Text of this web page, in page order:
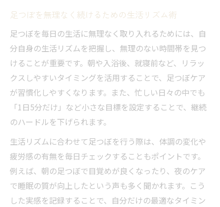
足つぼを無理なく続けるための生活リズム術
足つぼを毎日の生活に無理なく取り入れるためには、自
分自身の生活リズムを把握し、無理のない時間帯を見つ
けることが重要です。朝や入浴後、就寝前など、リラッ
クスしやすいタイミングを活用することで、足つぼケア
が習慣化しやすくなります。また、忙しい日々の中でも
「1日5分だけ」など小さな目標を設定することで、継続
のハードルを下げられます。
生活リズムに合わせて足つぼを行う際は、体調の変化や
疲労感の有無を毎日チェックすることもポイントです。
例えば、朝の足つぼで目覚めが良くなったり、夜のケア
で睡眠の質が向上したという声も多く聞かれます。こう
した実感を記録することで、自分だけの最適なタイミン